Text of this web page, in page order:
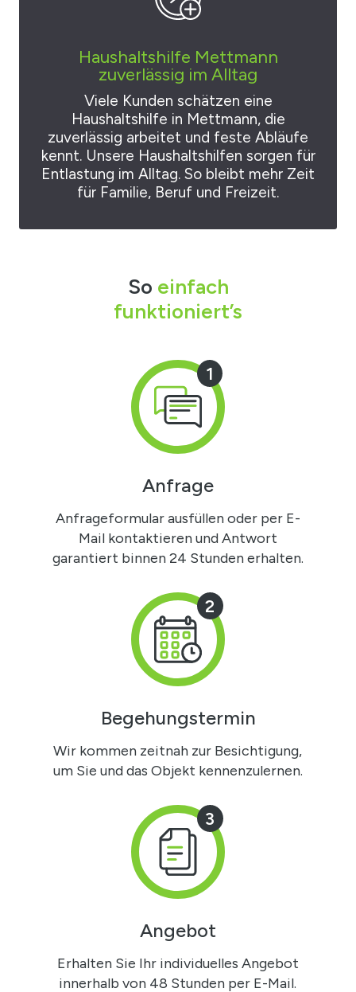
Haushaltshilfe Mettmann
zuverlässig im Alltag
Viele Kunden schätzen eine
Haushaltshilfe in Mettmann, die
zuverlässig arbeitet und feste Abläufe
kennt. Unsere Haushaltshilfen sorgen für
Entlastung im Alltag. So bleibt mehr Zeit
für Familie, Beruf und Freizeit.
So einfach
funktioniert’s
1
Anfrage
Anfrageformular ausfüllen oder per E-
Mail kontaktieren und Antwort
garantiert binnen 24 Stunden erhalten.
2
Begehungstermin
Wir kommen zeitnah zur Besichtigung,
um Sie und das Objekt kennenzulernen.
3
Angebot
Erhalten Sie Ihr individuelles Angebot
innerhalb von 48 Stunden per E-Mail.